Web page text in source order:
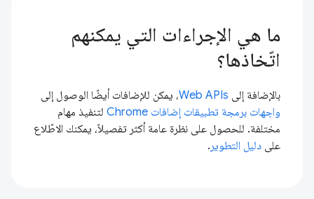
ما هي الإجراءات التي يمكنهم
اتّخاذها؟
بالإضافة إلى Web APIs، يمكن للإضافات أيضًا الوصول إلى
واجهات برمجة تطبيقات إضافات Chrome
لتنفيذ مهام
مختلفة. للحصول على نظرة عامة أكثر تفصيلاً، يمكنك الاطّلاع
على دليل التطوير .